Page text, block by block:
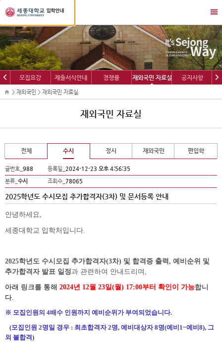
세
종
대
학
교
입
학
정
보
뉴
열
기/
닫
기
이
전
다
음
모집요강 제출서식안내 경쟁률 재외국민 자료실 공지사항
> 재외국민 > 재외국민 자료실
재외국민 자료실
전체 수시 정시 재외국민 편입학
글번호_ 988 등록일_ 2024-12-23 오후 4:56:35
분류_ 수시 조회수_ 78065
2025학년도 수시모집 추가합격자(3차) 및 문서등록 안내
안녕하세요,
세종대학교 입학처입니다.
2025학년도 수시모집 추가합격자(3차) 및 합격증 출력, 예비순위 및
추가합격자 발표 일정과 관련하여 안내드리며,
아래 링크를 통해 2024년 12월 23일(월) 17:00부터 확인이 가능합니
다.
※ 모집인원의 4배수 인원까지 예비순위가 부여되었습니다.
(모집인원 2명일 경우 : 최초합격자 2명, 예비대상자 8명(예비1~예비8), 그
외 불합격)